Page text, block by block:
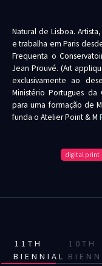
Natural de Lisboa.
e trabalha em Paris
Frequenta o
Jean Prouvé. (Art
exclusivamente ao
Ministério Portugues
para uma formação de
funda o Atelier Point & M
digital print
11TH
BIENNIAL
10TH